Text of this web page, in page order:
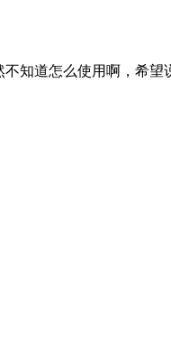
知道怎么使用啊，希望